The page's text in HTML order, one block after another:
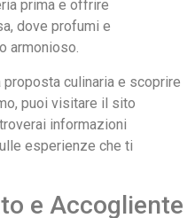
prima e offrire
dove profumi e
armonioso.
culinaria e scoprire
puoi visitare il sito
informazioni
esperienze che ti
e Accogliente